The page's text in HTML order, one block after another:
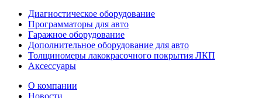
Диагностическое оборудование
Программаторы для авто
Гаражное оборудование
Дополнительное оборудование для авто
Толщиномеры лакокрасочного покрытия ЛКП
Аксессуары
О компании